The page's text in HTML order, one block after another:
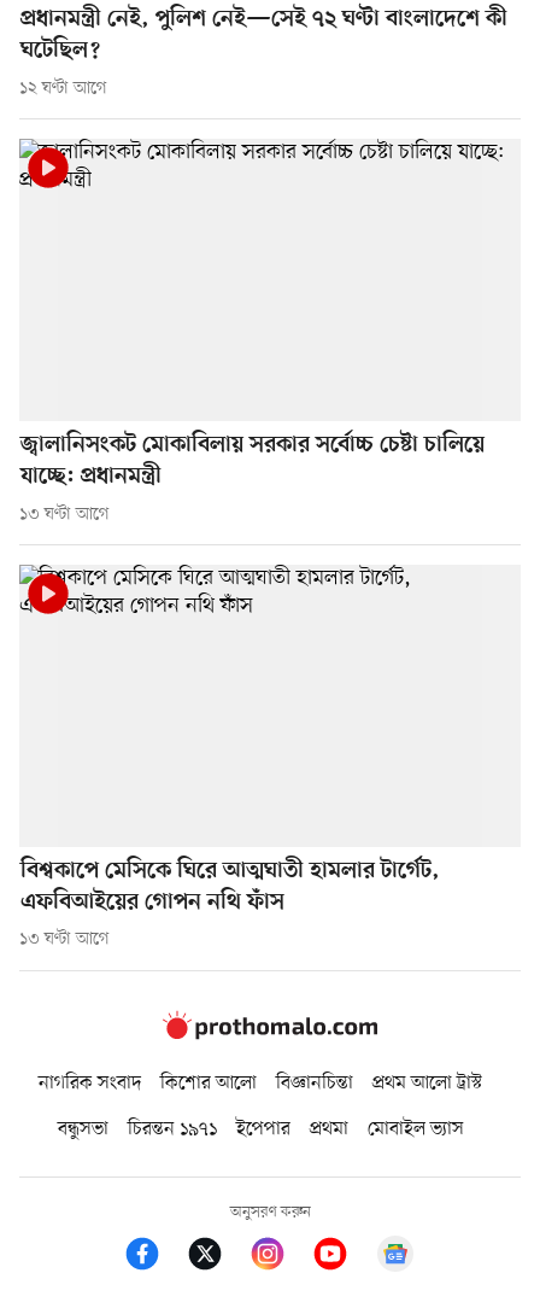
প্রধানমন্ত্রী নেই, পুলিশ নেই—সেই ৭২ ঘণ্টা বাংলাদেশে কী
ঘটেছিল?
১২ ঘণ্টা আগে
জ্বালানিসংকট মোকাবিলায় সরকার সর্বোচ্চ চেষ্টা চালিয়ে
যাচ্ছে: প্রধানমন্ত্রী
১৩ ঘণ্টা আগে
বিশ্বকাপে মেসিকে ঘিরে আত্মঘাতী হামলার টার্গেট,
এফবিআইয়ের গোপন নথি ফাঁস
১৩ ঘণ্টা আগে
নাগরিক সংবাদ কিশোর আলো বিজ্ঞানচিন্তা
প্রথম আলো ট্রাস্ট
বন্ধুসভা
চিরন্তন ১৯৭১ ইপেপার প্রথমা মোবাইল ভ্যাস
অনুসরণ করুন